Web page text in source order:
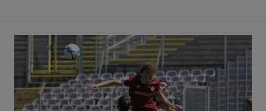
WSV: Übertragung im Barmer Bahnhof und klare Ansage